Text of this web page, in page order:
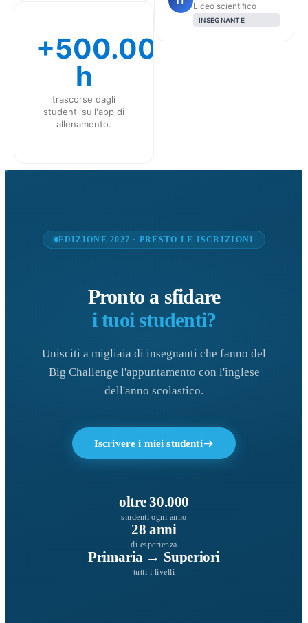
+500.000
h
trascorse dagli
studenti sull'app di
allenamento.
Liceo scientifico
INSEGNANTE
EDIZIONE 2027 · PRESTO LE ISCRIZIONI
Pronto a sfidare
i tuoi studenti?
Unisciti a migliaia di insegnanti che fanno del
Big Challenge l'appuntamento con l'inglese
dell'anno scolastico.
Iscrivere i miei studenti
oltre 30.000
studenti ogni anno
28 anni
di esperienza
Primaria → Superiori
tutti i livelli